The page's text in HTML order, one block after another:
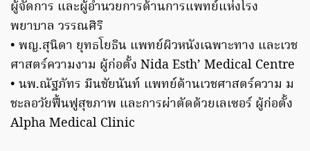
ผู้จัดการ และผู้อํานวยการด้านการแพทย์แห่งโรง
พยาบาล วรรณศิริ
• พญ.สุนิดา ยุทธโยธิน แพทย์ผิวหนังเฉพาะทาง และเวช
ศาสตร์ความงาม ผู้ก่อตั้ง Nida Esth’ Medical Centre
• นพ.ณัฐภัทร มีนชัยนันท์ แพทย์ด้านเวชศาสตร์ความ ม
ชะลอวัยฟื้นฟูสุขภาพ และการผ่าตัดด้วยเลเซอร์ ผู้ก่อตั้ง
Alpha Medical Clinic